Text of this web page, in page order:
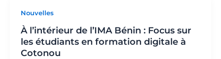
Nouvelles
À l’intérieur de l’IMA Bénin : Focus sur
les étudiants en formation digitale à
Cotonou